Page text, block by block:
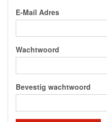
E-Mail Adres
Wachtwoord
Bevestig wachtwoord